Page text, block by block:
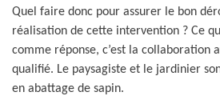
Quel faire donc pour assurer le bon
réalisation de cette intervention ? Ce
comme réponse, c’est la collaboration
qualifié. Le paysagiste et le jardinier
en abattage de sapin.